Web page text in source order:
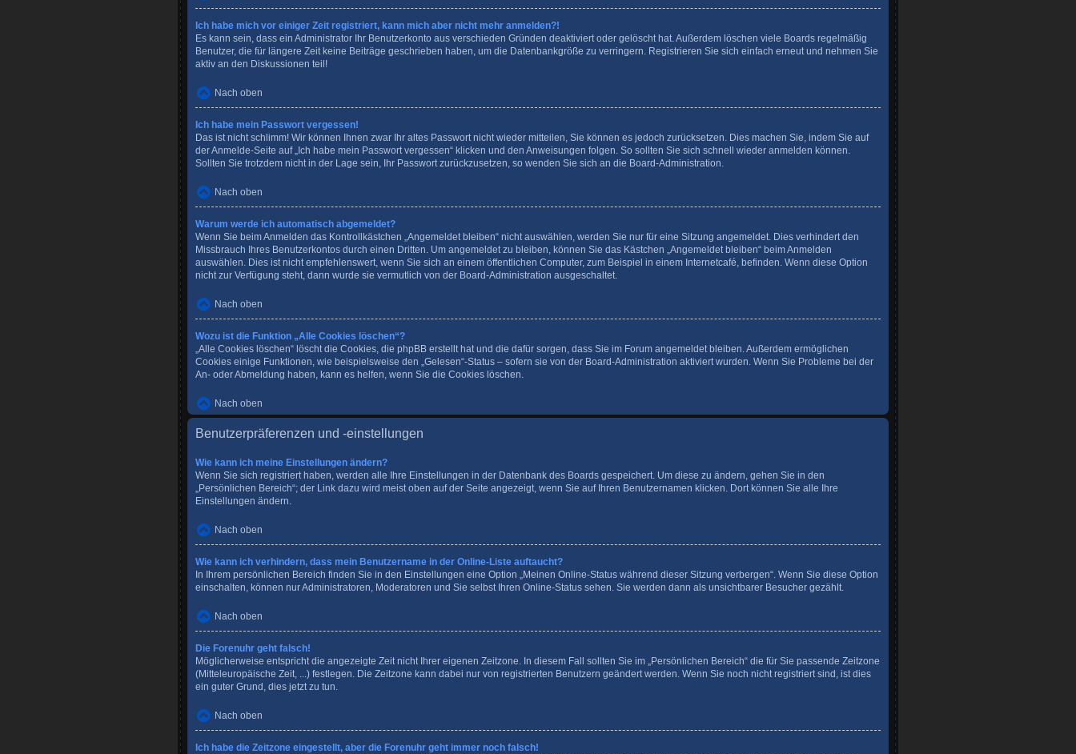
Ich habe mich vor einiger Zeit registriert, kann mich aber nicht mehr anmelden?!
Es kann sein, dass ein Administrator Ihr Benutzerkonto aus verschieden Gründen deaktiviert oder gelöscht hat. Außerdem löschen viele Boards regelmäßig
Benutzer, die für längere Zeit keine Beiträge geschrieben haben, um die Datenbankgröße zu verringern. Registrieren Sie sich einfach erneut und nehmen Sie
aktiv an den Diskussionen teil!
Nach oben
Ich habe mein Passwort vergessen!
Das ist nicht schlimm! Wir können Ihnen zwar Ihr altes Passwort nicht wieder mitteilen, Sie können es jedoch zurücksetzen. Dies machen Sie, indem Sie auf
der Anmelde-Seite auf „Ich habe mein Passwort vergessen“ klicken und den Anweisungen folgen. So sollten Sie sich schnell wieder anmelden können.
Sollten Sie trotzdem nicht in der Lage sein, Ihr Passwort zurückzusetzen, so wenden Sie sich an die Board-Administration.
Nach oben
Warum werde ich automatisch abgemeldet?
Wenn Sie beim Anmelden das Kontrollkästchen „Angemeldet bleiben“ nicht auswählen, werden Sie nur für eine Sitzung angemeldet. Dies verhindert den
Missbrauch Ihres Benutzerkontos durch einen Dritten. Um angemeldet zu bleiben, können Sie das Kästchen „Angemeldet bleiben“ beim Anmelden
auswählen. Dies ist nicht empfehlenswert, wenn Sie sich an einem öffentlichen Computer, zum Beispiel in einem Internetcafé, befinden. Wenn diese Option
nicht zur Verfügung steht, dann wurde sie vermutlich von der Board-Administration ausgeschaltet.
Nach oben
Wozu ist die Funktion „Alle Cookies löschen“?
„Alle Cookies löschen“ löscht die Cookies, die phpBB erstellt hat und die dafür sorgen, dass Sie im Forum angemeldet bleiben. Außerdem ermöglichen
Cookies einige Funktionen, wie beispielsweise den „Gelesen“-Status – sofern sie von der Board-Administration aktiviert wurden. Wenn Sie Probleme bei der
An- oder Abmeldung haben, kann es helfen, wenn Sie die Cookies löschen.
Nach oben
Benutzerpräferenzen und -einstellungen
Wie kann ich meine Einstellungen ändern?
Wenn Sie sich registriert haben, werden alle Ihre Einstellungen in der Datenbank des Boards gespeichert. Um diese zu ändern, gehen Sie in den
„Persönlichen Bereich“; der Link dazu wird meist oben auf der Seite angezeigt, wenn Sie auf Ihren Benutzernamen klicken. Dort können Sie alle Ihre
Einstellungen ändern.
Nach oben
Wie kann ich verhindern, dass mein Benutzername in der Online-Liste auftaucht?
In Ihrem persönlichen Bereich finden Sie in den Einstellungen eine Option „Meinen Online-Status während dieser Sitzung verbergen“. Wenn Sie diese Option
einschalten, können nur Administratoren, Moderatoren und Sie selbst Ihren Online-Status sehen. Sie werden dann als unsichtbarer Besucher gezählt.
Nach oben
Die Forenuhr geht falsch!
Möglicherweise entspricht die angezeigte Zeit nicht Ihrer eigenen Zeitzone. In diesem Fall sollten Sie im „Persönlichen Bereich“ die für Sie passende Zeitzone
(Mitteleuropäische Zeit, ...) festlegen. Die Zeitzone kann dabei nur von registrierten Benutzern geändert werden. Wenn Sie noch nicht registriert sind, ist dies
ein guter Grund, dies jetzt zu tun.
Nach oben
Ich habe die Zeitzone eingestellt, aber die Forenuhr geht immer noch falsch!